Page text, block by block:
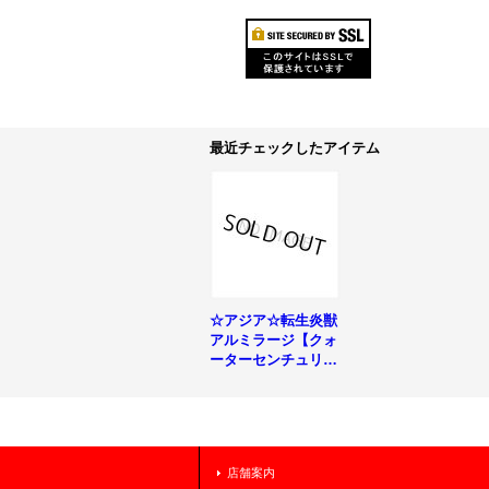
最近チェックしたアイテム
☆アジア☆転生炎獣
アルミラージ【クォ
ーターセンチュリー
店舗案内